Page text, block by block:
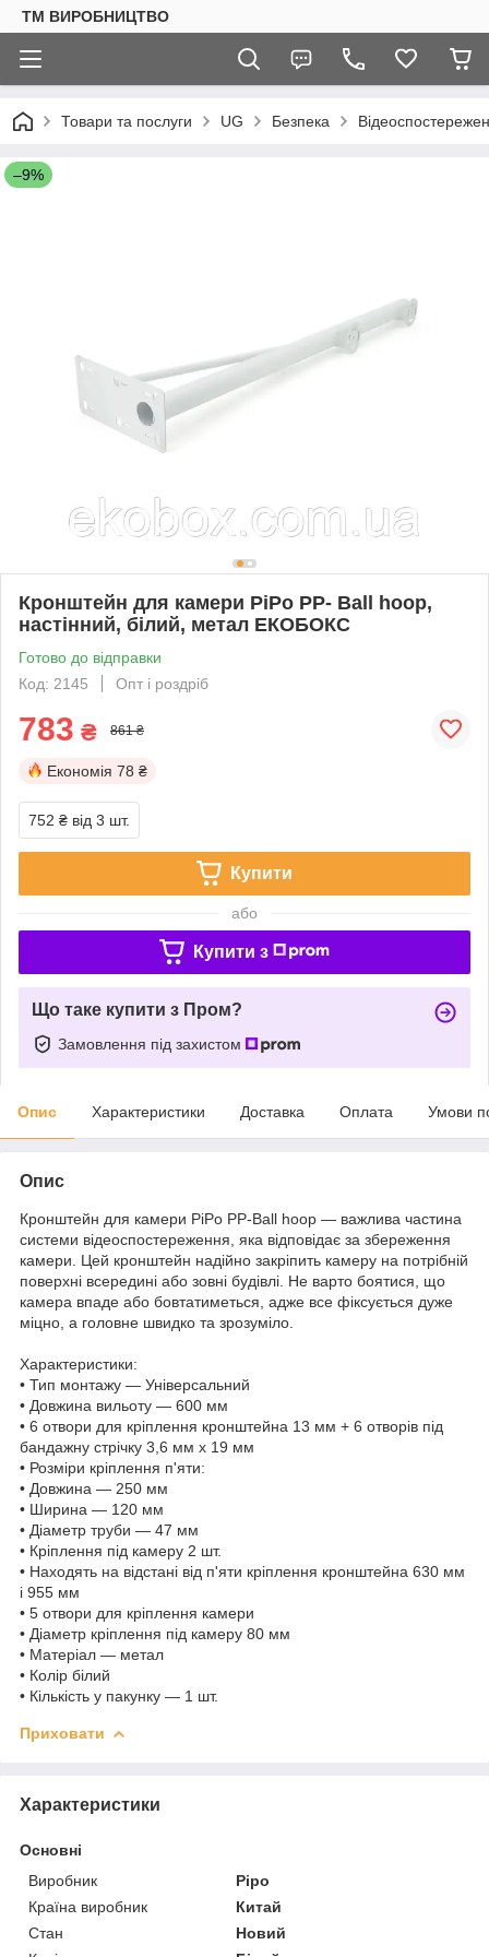
ТМ ВИРОБНИЦТВО
Товари та послуги UG Безпека
–9%
Кронштейн для камери PiPo PP- Ball hoop,
настінний, білий, метал ЕКОБОКС
Готово до відправки
Код: 2145
Опт і роздріб
783 ₴ 861 ₴
Економія 78 ₴
752 ₴ від 3 шт.
Купити
або
Купити з
Що таке купити з Пром?
Замовлення під захистом
Опис Характеристики Доставка Оплата Умови
Опис
Кронштейн для камери PiPo PP-Ball hoop — важлива частина
системи відеоспостереження, яка відповідає за збереження
камери. Цей кронштейн надійно закріпить камеру на потрібній
поверхні всередині або зовні будівлі. Не варто боятися, що
камера впаде або бовтатиметься, адже все фіксується дуже
міцно, а головне швидко та зрозуміло.
Характеристики:
• Тип монтажу — Універсальний
• Довжина вильоту — 600 мм
• 6 отвори для кріплення кронштейна 13 мм + 6 отворів під
бандажну стрічку 3,6 мм х 19 мм
• Розміри кріплення п'яти:
• Довжина — 250 мм
• Ширина — 120 мм
• Діаметр труби — 47 мм
• Кріплення під камеру 2 шт.
• Находять на відстані від п'яти кріплення кронштейна 630 мм
і 955 мм
• 5 отвори для кріплення камери
• Діаметр кріплення під камеру 80 мм
• Матеріал — метал
• Колір білий
• Кількість у пакунку — 1 шт.
Приховати
Характеристики
Основні
Виробник
Pipo
Країна виробник
Китай
Стан
Новий